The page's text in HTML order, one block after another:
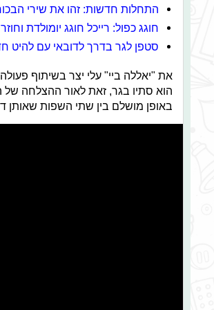
התחלות חדשות: זהו את שירי
חוגג כפול: רייכל חוגג יומולדת
סטפן לגר בדרך לדובאי עם להיט
את "יאללה ביי" עלי יצר בשיתוף
הוא סתיו בגר, זאת לאור ההצלחה
באופן מושלם בין שתי השפות שאותן